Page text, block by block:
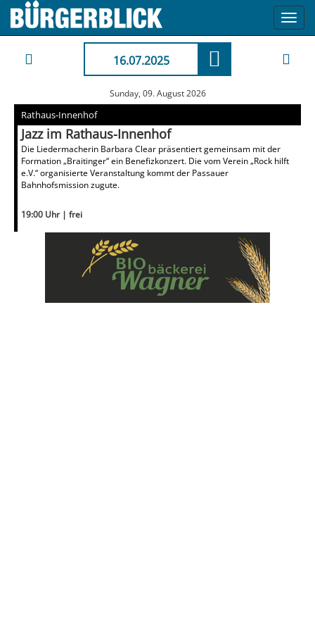
16.07.2025
Sunday, 09. August 2026
Rathaus-Innenhof
Jazz im Rathaus-Innenhof
Die Liedermacherin Barbara Clear präsentiert gemeinsam mit der
Formation „Braitinger“ ein Benefizkonzert. Die vom Verein „Rock hilft
e.V.“ organisierte Veranstaltung kommt der Passauer
Bahnhofsmission zugute.
19:00 Uhr | frei